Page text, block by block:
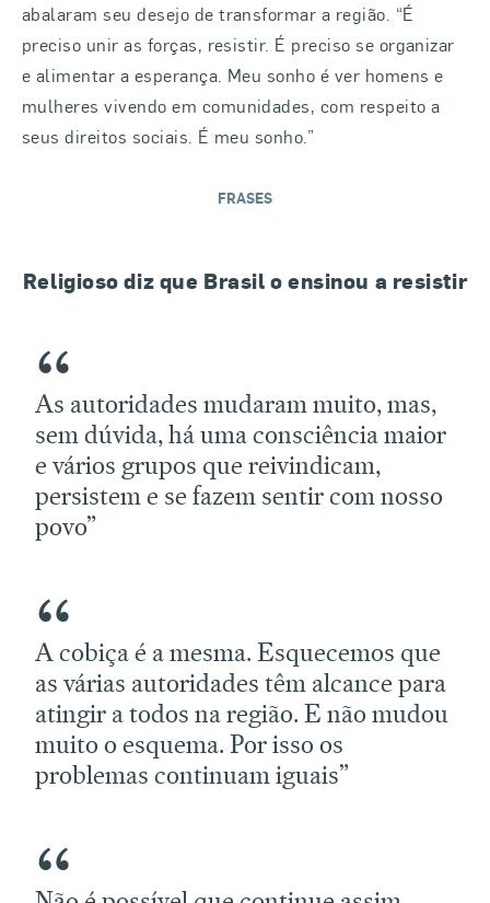
abalaram seu desejo de transformar a região. “É
preciso unir as forças, resistir. É preciso se organizar
e alimentar a esperança. Meu sonho é ver homens e
mulheres vivendo em comunidades, com respeito a
seus direitos sociais. É meu sonho.”
FRASES
Religioso diz que Brasil o ensinou a resistir
As autoridades mudaram muito, mas,
sem dúvida, há uma consciência maior
e vários grupos que reivindicam,
persistem e se fazem sentir com nosso
povo”
A cobiça é a mesma. Esquecemos que
as várias autoridades têm alcance para
atingir a todos na região. E não mudou
muito o esquema. Por isso os
problemas continuam iguais”